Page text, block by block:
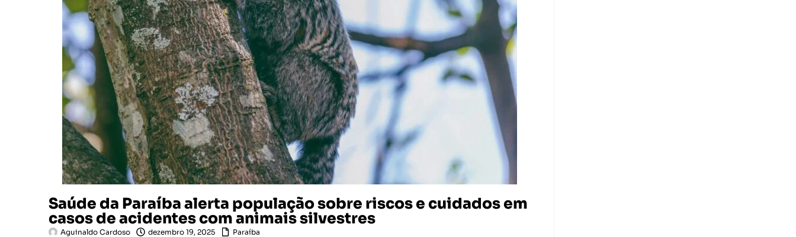
Saúde da Paraíba alerta população sobre riscos e cuidados em
casos de acidentes com animais silvestres
Aguinaldo Cardoso dezembro 19, 2025 Paraíba